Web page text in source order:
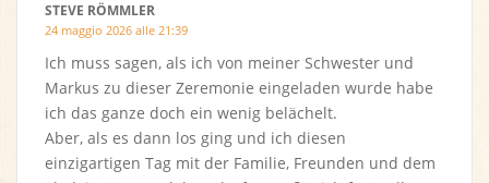
STEVE RÖMMLER
24 maggio 2026 alle 21:39
Ich muss sagen, als ich von meiner Schwester und
Markus zu dieser Zeremonie eingeladen wurde habe
ich das ganze doch ein wenig belächelt.
Aber, als es dann los ging und ich diesen
einzigartigen Tag mit der Familie, Freunden und dem